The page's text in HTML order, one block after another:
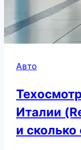
Авто
Италии
и сколько